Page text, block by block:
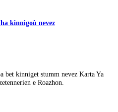
kinnigoù nevez
bet kinniget stumm nevez Karta Ya
e Roazhon.